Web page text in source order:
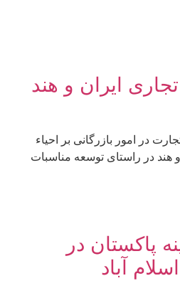
ایران و هند
در امور بازرگانی بر احیاء
هند در راستای توسعه مناسبات
پاکستان در
آباد